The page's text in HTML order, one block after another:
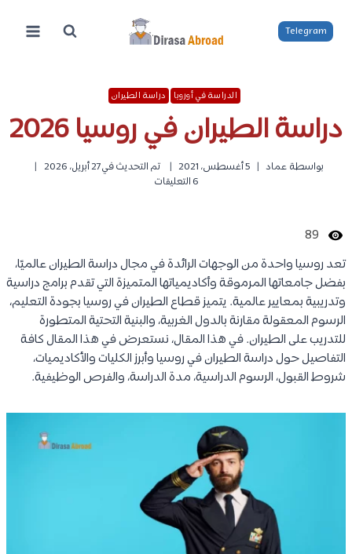
المحتوى
Telegram
الدراسة في أوروبا دراسة الطيران
دراسة الطيران في روسيا 2026
بواسطة عماد 5 أغسطس، 2021 تم التحديث في27 أبريل، 2026
6 التعليقات
89
تعد روسيا واحدة من الوجهات الرائدة في مجال دراسة الطيران عالميًا،
بفضل جامعاتها المرموقة وأكاديمياتها المتميزة التي تقدم برامج دراسية
وتدريبية بمعايير عالمية. يتميز قطاع الطيران في روسيا بجودة التعليم،
الرسوم المعقولة مقارنة بالدول الغربية، والبنية التحتية المتطورة
للتدريب على الطيران. في هذا المقال، نستعرض في هذا المقال كافة
التفاصيل حول دراسة الطيران في روسيا وأبرز الكليات والأكاديميات،
شروط القبول، الرسوم الدراسية، مدة الدراسة، والفرص الوظيفية.